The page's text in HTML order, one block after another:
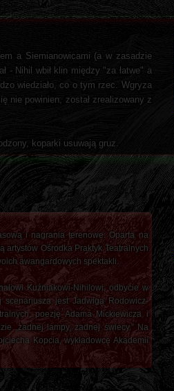
a Siemianowicami (a w zasadzie
- Nihil wbił klin między "za łatwe" a
wiedziało, co o tym rzec. Wgryza
nie powinien, został zrealizowany z
koparki usuwają gruz.
i nagrania terenowe. Oparta na
Ośrodka Praktyk Teatralnych
awangardowych spektakli.
Kuźniakowi-Nihilowi, odbycie w
scenariusza jest Jadwiga Rodowicz-
poezję Adama Mickiewicza i
„żadnej lampy, żadnej świecy.” Na
Kopcia, wykładowcę Akademii